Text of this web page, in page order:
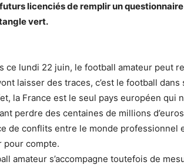
licenciés de remplir un
vert.
ce lundi 22 juin, le football amateur peut
laisser des traces, c’est le football
la France est le seul pays européen qui
perdre des centaines de millions
de conflits entre le monde professionnel
pour compte.
amateur s’accompagne toutefois de